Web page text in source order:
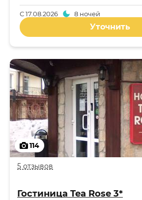
С17.08.2026 8 ночей
Уточнить
114
5 отзывов
Гостиница Tea Rose 3*